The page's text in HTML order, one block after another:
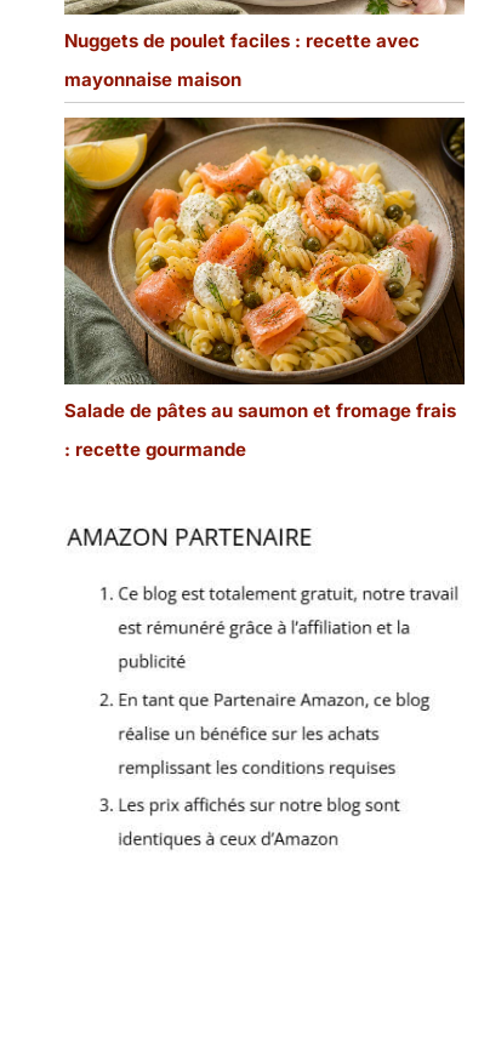
Nuggets de poulet faciles : recette avec
mayonnaise maison
Salade de pâtes au saumon et fromage frais
: recette gourmande